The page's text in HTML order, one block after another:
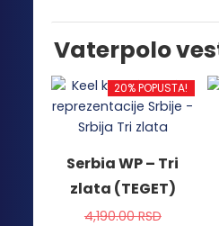
Vaterpolo
20% POPUSTA!
Serbia WP – Tri
zlata (TEGET)
4,190.00RSD